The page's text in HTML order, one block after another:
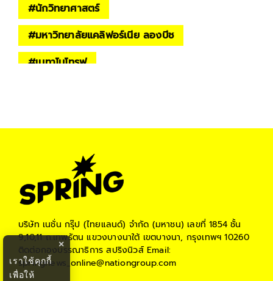
#นักวิทยาศาสตร์
#มหาวิทยาลัยแคลิฟอร์เนีย ลองบีช
#เมทาโนโทรฟ
บริษัท เนชั่น กรุ๊ป (ไทยแลนด์) จำกัด (มหาชน) เลขที่ 1854 ชั้น
9,10,11 ถ.เทพรัตน แขวงบางนาใต้ เขตบางนา, กรุงเทพฯ 10260
ติดต่อกองบรรณาธิการ สปริงนิวส์Email:
springnews_online@nationgroup.com
×
เราใช้คุกกี้
เพื่อให้